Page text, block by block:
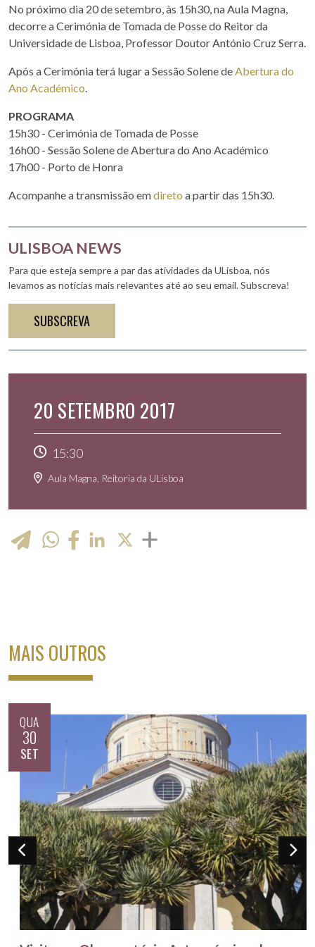
No próximo dia 20 de setembro, às 15h30, na Aula Magna,
decorre a Cerimónia de Tomada de Posse do Reitor da
Universidade de Lisboa, Professor Doutor António Cruz Serra.
Após a Cerimónia terá lugar a Sessão Solene de Abertura do
Ano Académico
PROGRAMA
15h30 - Cerimónia de Tomada de Posse
16h00 - Sessão Solene de Abertura do Ano Académico
17h00 - Porto de Honra
Acompanhe a transmissão emdireto a partir das 15h30.
ULISBOA NEWS
Para que esteja sempre a par das atividades da ULisboa, nós
levamos as notícias mais relevantes até ao seu email. Subscreva!
SUBSCREVA
20 SETEMBRO 2017
15:30
Aula Magna, Reitoria da ULisboa
WhatsApp
LinkedIn
X
MAIS OUTROS
QUA
30
SET